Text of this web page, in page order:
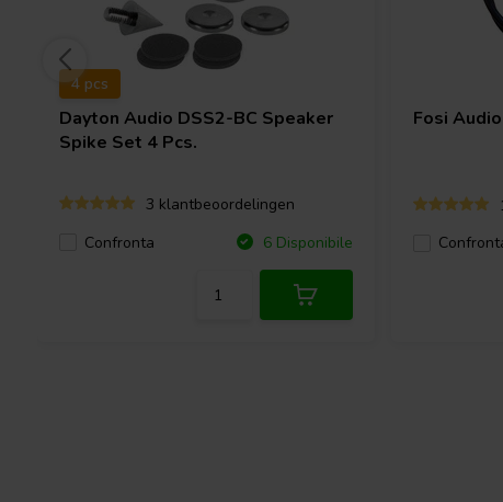
4 pcs
Dayton Audio DSS2-BC Speaker
Spike Set 4 Pcs.
3 klantbeoordelingen
Confronta
6 Disponibile
Fosi Audio